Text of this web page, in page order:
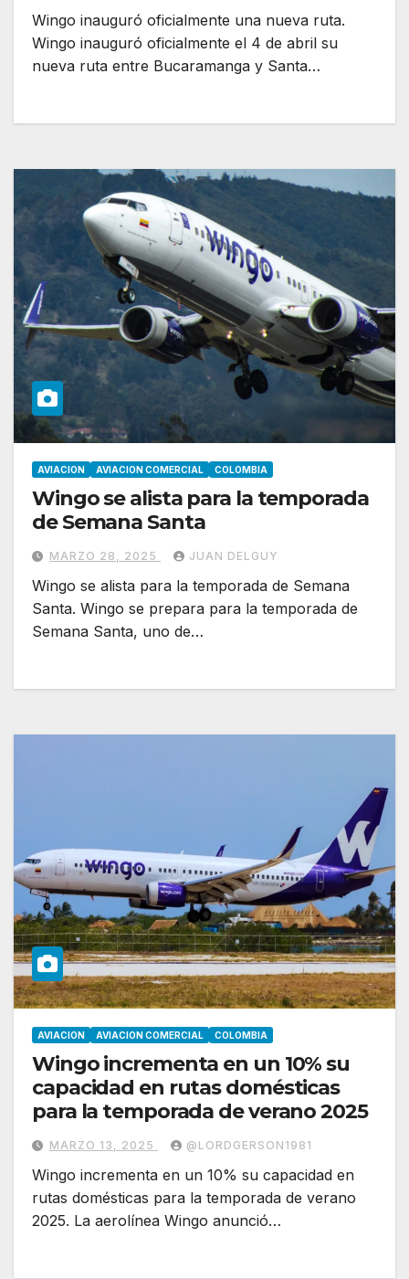
Wingo inauguró oficialmente una nueva ruta.
Wingo inauguró oficialmente el 4 de abril su
nueva ruta entre Bucaramanga y Santa…
AVIACION AVIACION COMERCIAL COLOMBIA
Wingo se alista para la temporada
de Semana Santa
MARZO 28, 2025 JUAN DELGUY
Wingo se alista para la temporada de Semana
Santa. Wingo se prepara para la temporada de
Semana Santa, uno de…
AVIACION AVIACION COMERCIAL COLOMBIA
Wingo incrementa en un 10% su
capacidad en rutas domésticas
para la temporada de verano 2025
MARZO 13, 2025 @LORDGERSON1981
Wingo incrementa en un 10% su capacidad en
rutas domésticas para la temporada de verano
2025. La aerolínea Wingo anunció…